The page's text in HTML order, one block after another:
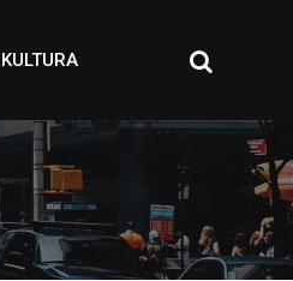
KULTURA